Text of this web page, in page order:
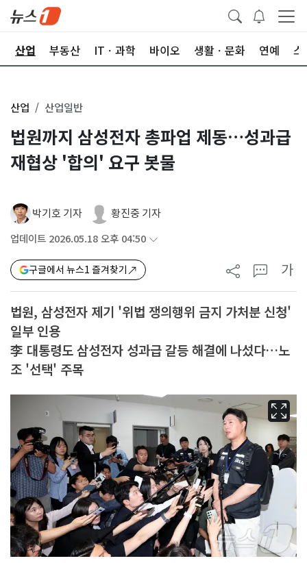
산업 부동산 ITㆍ과학 바이오 생활ㆍ문화 연예 스
산업 산업일반
법원까지 삼성전자 총파업 제동…성과급
재협상 '합의' 요구 봇물
박기호 기자 황진중 기자
업데이트 2026.05.18 오후 04:50
구글에서 뉴스1 즐겨찾기 가
법원, 삼성전자 제기 '위법 쟁의행위 금지 가처분 신청'
일부 인용
李 대통령도 삼성전자 성과급 갈등 해결에 나섰다…노
조 '선택' 주목